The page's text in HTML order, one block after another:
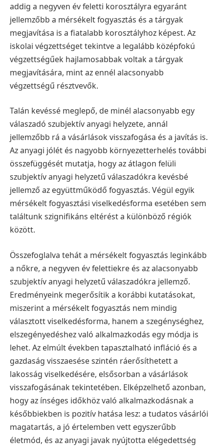
addig a negyven év feletti korosztályra egyaránt
jellemzőbb a mérsékelt fogyasztás és a tárgyak
megjavítása is a fiatalabb korosztályhoz képest. Az
iskolai végzettséget tekintve a legalább középfokú
végzettségűek hajlamosabbak voltak a tárgyak
megjavítására, mint az ennél alacsonyabb
végzettségű résztvevők.
Talán kevéssé meglepő, de minél alacsonyabb egy
válaszadó szubjektív anyagi helyzete, annál
jellemzőbb rá a vásárlások visszafogása és a javítás is.
Az anyagi jólét és nagyobb környezetterhelés további
összefüggését mutatja, hogy az átlagon felüli
szubjektív anyagi helyzetű válaszadókra kevésbé
jellemző az együttműködő fogyasztás. Végül egyik
mérsékelt fogyasztási viselkedésforma esetében sem
találtunk szignifikáns eltérést a különböző régiók
között.
Összefoglalva tehát a mérsékelt fogyasztás leginkább
a nőkre, a negyven év felettiekre és az alacsonyabb
szubjektív anyagi helyzetű válaszadókra jellemző.
Eredményeink megerősítik a korábbi kutatásokat,
miszerint a mérsékelt fogyasztás nem mindig
választott viselkedésforma, hanem a szegénységhez,
elszegényedéshez való alkalmazkodás egy módja is
lehet. Az elmúlt években tapasztalható infláció és a
gazdaság visszaesése szintén ráerősíthetett a
lakosság viselkedésére, elsősorban a vásárlások
visszafogásának tekintetében. Elképzelhető azonban,
hogy az ínséges időkhöz való alkalmazkodásnak a
későbbiekben is pozitív hatása lesz: a tudatos vásárlói
magatartás, a jó értelemben vett egyszerűbb
életmód, és az anyagi javak nyújtotta elégedettség